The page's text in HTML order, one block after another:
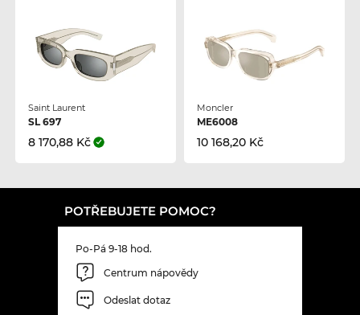
Saint Laurent
SL 697
8 170,88 Kč
Moncler
ME6008
10 168,20 Kč
POTŘEBUJETE POMOC?
Po-Pá 9-18 hod.
Centrum nápovědy
Odeslat dotaz